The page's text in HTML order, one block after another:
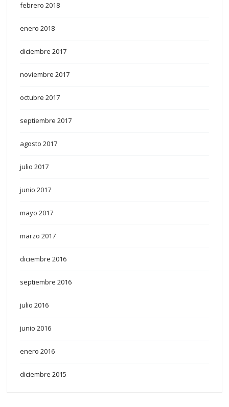
febrero 2018
enero 2018
diciembre 2017
noviembre 2017
octubre 2017
septiembre 2017
agosto 2017
julio 2017
junio 2017
mayo 2017
marzo 2017
diciembre 2016
septiembre 2016
julio 2016
junio 2016
enero 2016
diciembre 2015